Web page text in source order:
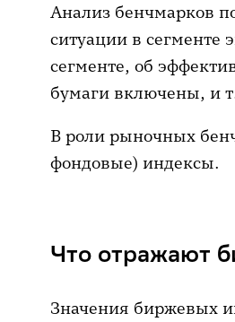
Анализ бенчмарков
ситуации в сегменте
сегменте, об
бумаги включены, и
В роли рыночных
фондовые) индексы.
Что отражают
Значения биржевых